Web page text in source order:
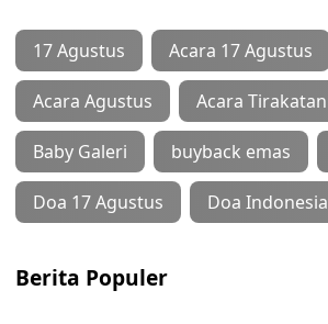
17 Agustus Acara 17 Agustus
Acara Agustus Acara Tirakatan
Baby Galeri buyback emas
Doa 17 Agustus Doa Indonesia
Berita Populer